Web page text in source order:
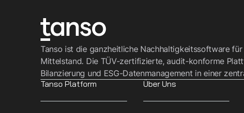
Tanso ist die ganzheitliche Nachhaltigkeitssoftware
Mittelstand. Die TÜV-zertifizierte, audit-konforme
Bilanzierung und ESG-Datenmanagement in einer
Tanso Platform Über Uns